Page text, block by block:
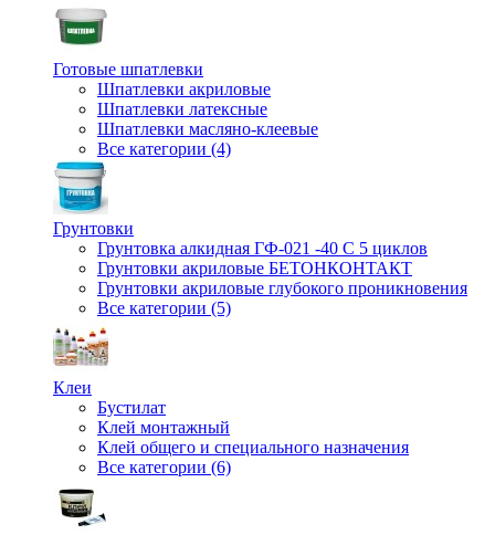
Готовые шпатлевки
Шпатлевки акриловые
Шпатлевки латексные
Шпатлевки масляно-клеевые
Все категории (4)
Грунтовки
Грунтовка алкидная ГФ-021 -40 С 5 циклов
Грунтовки акриловые БЕТОНКОНТАКТ
Грунтовки акриловые глубокого проникновения
Все категории (5)
Клеи
Бустилат
Клей монтажный
Клей общего и специального назначения
Все категории (6)